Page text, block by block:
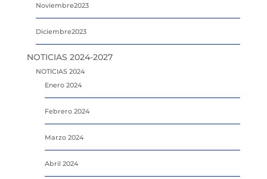
Noviembre2023
Diciembre2023
NOTICIAS 2024-2027
NOTICIAS 2024
Enero 2024
Febrero 2024
Marzo 2024
Abril 2024